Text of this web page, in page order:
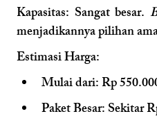
Kapasitas: Sangat besar.
menjadikannya pilihan
Estimasi Harga:
Mulai dari: Rp
Paket Besar: Sekitar